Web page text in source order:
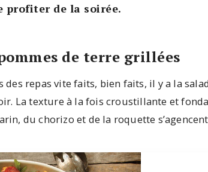
profiter de la soirée.
de terre grillées
des repas vite faits, bien faits, il y a la
La texture à la fois croustillante et
du chorizo et de la roquette